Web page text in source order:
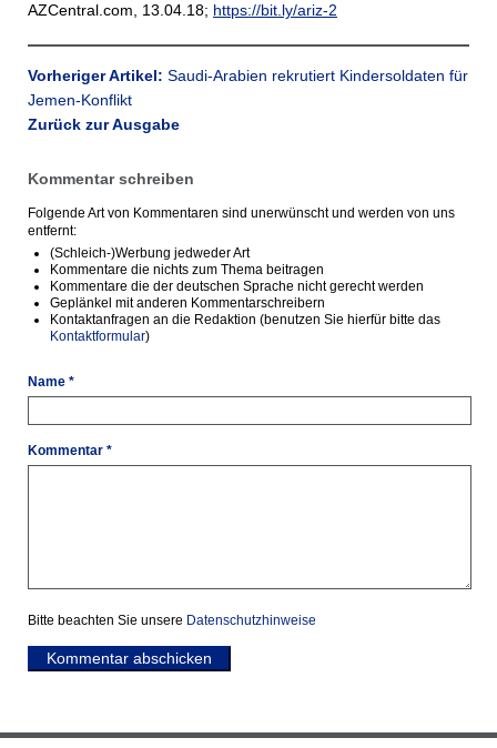
AZCentral.com, 13.04.18; https://bit.ly/ariz-2
Vorheriger Artikel: Saudi-Arabien rekrutiert Kindersoldaten für
Jemen-Konflikt
Zurück zur Ausgabe
Kommentar schreiben
Folgende Art von Kommentaren sind unerwünscht und werden von uns
entfernt:
(Schleich-)Werbung jedweder Art
Kommentare die nichts zum Thema beitragen
Kommentare die der deutschen Sprache nicht gerecht werden
Geplänkel mit anderen Kommentarschreibern
Kontaktanfragen an die Redaktion (benutzen Sie hierfür bitte das
Kontaktformular)
Name *
Kommentar *
Bitte beachten Sie unsere Datenschutzhinweise
Kommentar abschicken